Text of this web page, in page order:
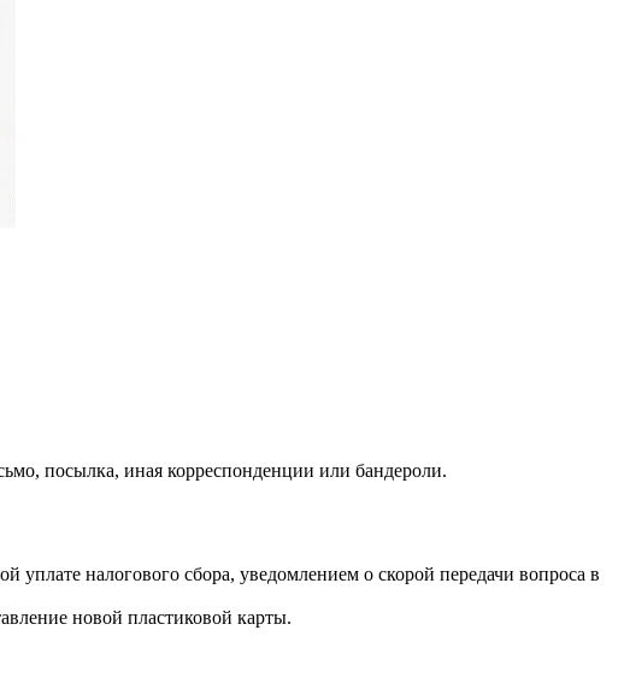
посылка, иная корреспонденции или бандероли.
налогового сбора, уведомлением о скорой передачи вопроса в
новой пластиковой карты.